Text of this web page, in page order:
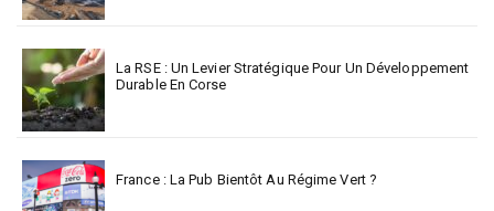
La RSE : Un Levier Stratégique Pour Un Développement
Durable En Corse
France : La Pub Bientôt Au Régime Vert ?